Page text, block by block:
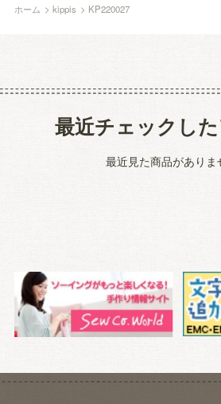
ホーム >kippis > KP220027
最近チェックし
最近見た商品がありま